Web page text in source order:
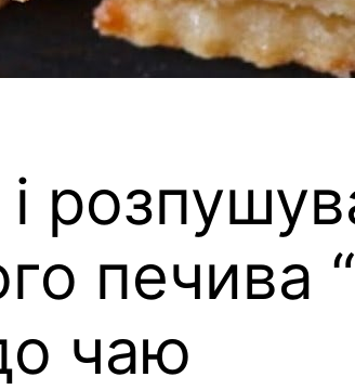
печива
чаю